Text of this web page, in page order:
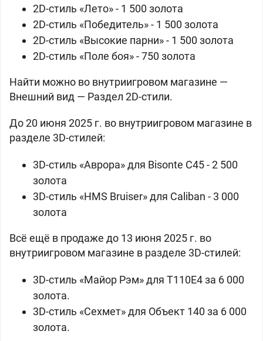
2D-стиль «Лето» - 1 500 золота
2D-стиль «Победитель» - 1 500 золота
2D-стиль «Высокие парни» - 1 500 золота
2D-стиль «Поле боя» -750 золота
Найти можно во внутриигровом магазине —
Внешний вид — Раздел 2D-стили.
До 20 июня 2025 г. во внутриигровом магазине в
разделе 3D-стилей:
3D-стиль «Аврора» для Bisonte C45 -2 500
золота
3D-стиль «HMS Bruiser» для Caliban - 3 000
золота
Всё ещё в продаже до 13 июня 2025 г. во
внутриигровом магазине в разделе 3D-стилей:
3D-стиль «Майор Рэм» для T110E4 за 6 000
золота.
3D-стиль «Сехмет» для Объект 140 за 6 000
золота.